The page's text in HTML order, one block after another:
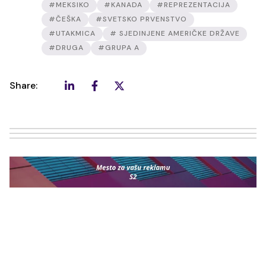
#MEKSIKO
#KANADA
#REPREZENTACIJA
#ČEŠKA
#SVETSKO PRVENSTVO
#UTAKMICA
# SJEDINJENE AMERIČKE DRŽAVE
#DRUGA
#GRUPA A
Share: